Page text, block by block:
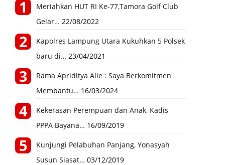
Meriahkan HUT RI Ke-77,Tamora Golf Club
Gelar… 22/08/2022
Kapolres Lampung Utara Kukuhkan 5 Polsek
baru di… 23/04/2021
Rama Apriditya Alie : Saya Berkomitmen
Membantu… 16/03/2024
Kekerasan Perempuan dan Anak, Kadis
PPPA Bayana… 16/09/2019
Kunjungi Pelabuhan Panjang, Yonasyah
Susun Siasat… 03/12/2019